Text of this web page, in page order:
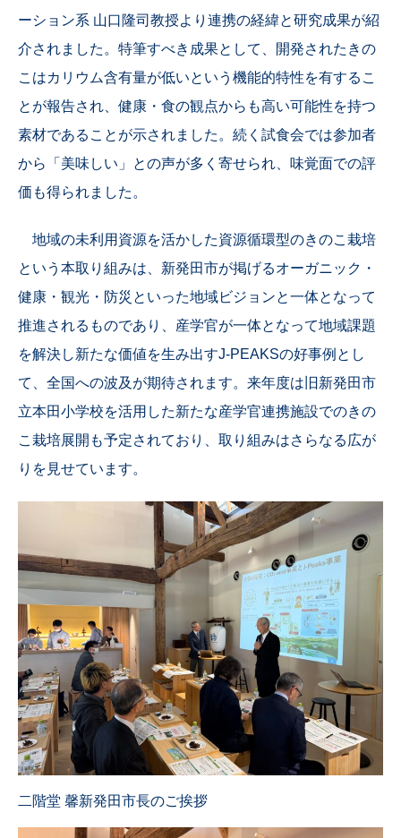
ーション系 山口隆司教授より連携の経緯と研究成果が紹
介されました。特筆すべき成果として、開発されたきの
こはカリウム含有量が低いという機能的特性を有するこ
とが報告され、健康・食の観点からも高い可能性を持つ
素材であることが示されました。続く試食会では参加者
から「美味しい」との声が多く寄せられ、味覚面での評
価も得られました。
地域の未利用資源を活かした資源循環型のきのこ栽培
という本取り組みは、新発田市が掲げるオーガニック・
健康・観光・防災といった地域ビジョンと一体となって
推進されるものであり、産学官が一体となって地域課題
を解決し新たな価値を生み出すJ-PEAKSの好事例とし
て、全国への波及が期待されます。来年度は旧新発田市
立本田小学校を活用した新たな産学官連携施設でのきの
こ栽培展開も予定されており、取り組みはさらなる広が
りを見せています。
二階堂 馨新発田市長のご挨拶